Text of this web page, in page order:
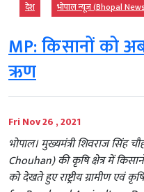
देश भोपाल न्यूज़ (Bhopal
MP: किसानों को
ऋण
Fri Nov 26 , 2021
भोपाल। मुख्यमंत्री शिवराज सिंह
Chouhan) की कृषि क्षेत्र में
को देखते हुए राष्ट्रीय ग्रामीण एवं